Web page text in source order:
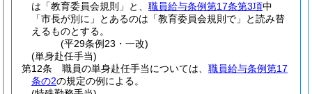
は「教育委員会規則」と、 職員給与条例第17条第3項中
「市長が別に」とあるのは「教育委員会規則で」と読み替
えるものとする。
(平29条例23・一改)
(単身赴任手当)
第12条
職員の単身赴任手当については、 職員給与条例第17
条の2の規定の例による。